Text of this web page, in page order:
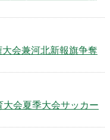
会兼河北新報旗争奪
会夏季大会サッカー